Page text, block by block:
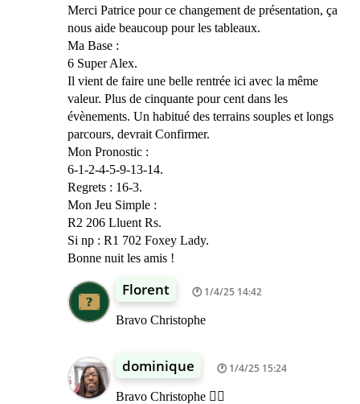
Merci Patrice pour ce changement de présentation, ça
nous aide beaucoup pour les tableaux.
Ma Base :
6 Super Alex.
Il vient de faire une belle rentrée ici avec la même
valeur. Plus de cinquante pour cent dans les
évènements. Un habitué des terrains souples et longs
parcours, devrait Confirmer.
Mon Pronostic :
6-1-2-4-5-9-13-14.
Regrets : 16-3.
Mon Jeu Simple :
R2 206 Lluent Rs.
Si np : R1 702 Foxey Lady.
Bonne nuit les amis !
Florent 1/4/25 14:42
Bravo Christophe
dominique 1/4/25 15:24
Bravo Christophe 👍🏾